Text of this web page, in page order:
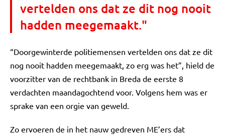
vertelden ons dat ze dit nog nooit
hadden meegemaakt."
“Doorgewinterde politiemensen vertelden ons dat ze dit
nog nooit hadden meegemaakt, zo erg was het”, hield de
voorzitter van de rechtbank in Breda de eerste 8
verdachten maandagochtend voor. Volgens hem was er
sprake van een orgie van geweld.
Zo ervoeren de in het nauw gedreven ME’ers dat